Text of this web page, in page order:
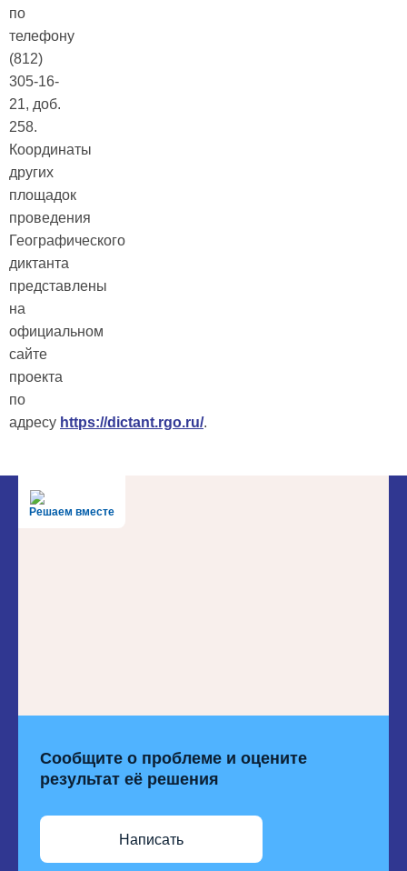
по
телефону
(812)
305-16-
21, доб.
258.
Координаты
других
площадок
проведения
Географического
диктанта
представлены
на
официальном
сайте
проекта
по
адресу https://dictant.rgo.ru/.
Решаем вместе
Сообщите о проблеме и оцените
результат её решения
Написать